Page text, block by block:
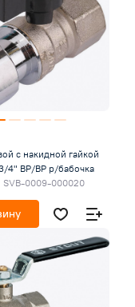
с накидной гайкой
4" ВР/ВР р/бабочка
SVB-0009-000020